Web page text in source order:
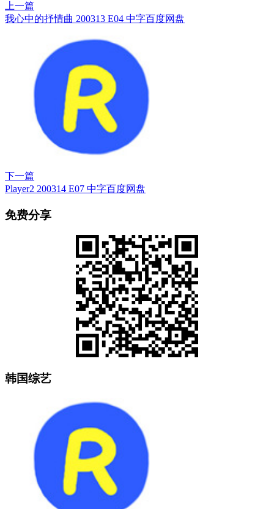
上一篇
我心中的抒情曲 200313 E04 中字百度网盘
下一篇
Player2 200314 E07 中字百度网盘
免费分享
韩国综艺